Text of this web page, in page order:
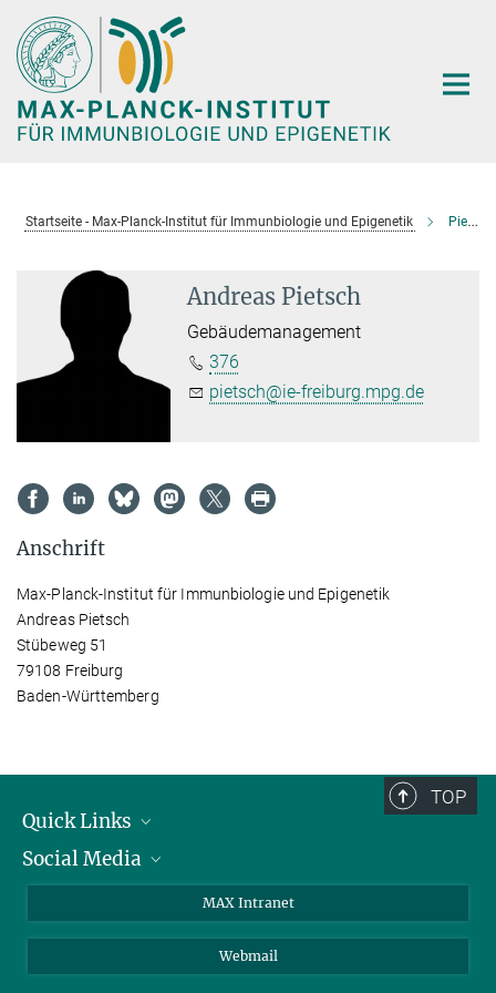
Hauptinhalt
Startseite - Max-Planck-Institut für Immunbiologie und Epigenetik Pietsch, Andreas
Andreas Pietsch
Gebäudemanagement
376
pietsch@ie-freiburg.mpg.de
Anschrift
Max-Planck-Institut für Immunbiologie und Epigenetik
Andreas Pietsch
Stübeweg 51
79108 Freiburg
Baden-Württemberg
TOP
Quick Links
Forschungsgruppen
Social Media
Mastodon
MAX Intranet
Webmail